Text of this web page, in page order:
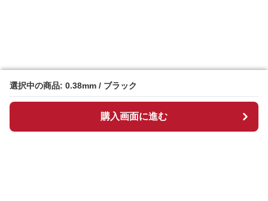
選択中の商品: 0.38mm / ブラック
購入画面に進む
選択中の商品: 0.38mm / ブラック
購入画面に進む